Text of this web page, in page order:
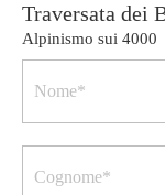
Traversata dei
Alpinismo sui 4000